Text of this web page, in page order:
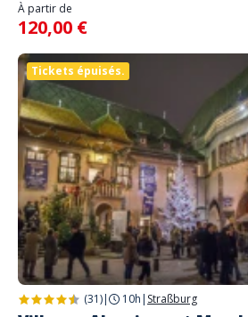
À partir de
120,00 €
Tickets épuisés.
(31)| 10h | Straßburg